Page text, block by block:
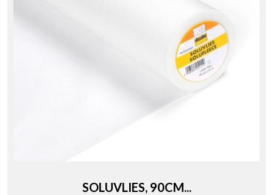
SOLUVLIES, 90CM...